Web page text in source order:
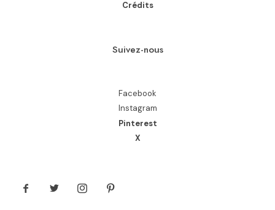
Crédits
Suivez-nous
Facebook
Instagram
Pinterest
X